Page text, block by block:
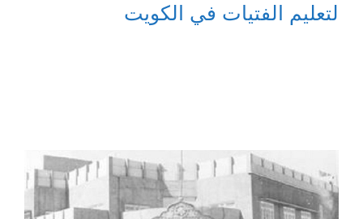
لتعليم الفتيات في الكويت